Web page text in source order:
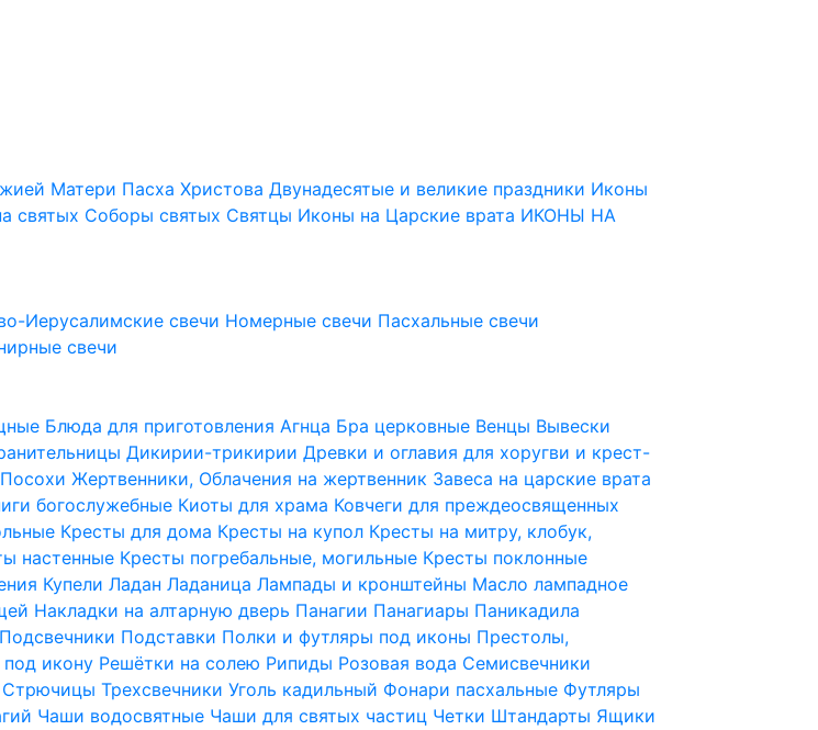
Матери Пасха ХристоваДвунадесятые и великие праздники Иконы
святых Соборы святых Святцы Иконы на Царские врата ИКОНЫ НА
Иерусалимские свечи Номерные свечи Пасхальные свечи
свечи
Блюда для приготовления Агнца Бра церковные Венцы Вывески
Дикирии-трикирииДревки и оглавия для хоругви и крест-
Жертвенники, Облачения на жертвенник Завеса на царские врата
богослужебные Киоты для храма Ковчеги для преждеосвященных
Кресты для дома Кресты на купол Кресты на митру, клобук,
настенные Кресты погребальные, могильные Кресты поклонные
КупелиЛаданЛаданицаЛампады и кронштейны Масло лампадное
Накладки на алтарную дверь Панагии Панагиары Паникадила
Подсвечники Подставки Полки и футляры под иконы Престолы,
икону Решётки на солею Рипиды Розовая вода Семисвечники
СтрючицыТрехсвечникиУголь кадильный Фонари пасхальные Футляры
Чаши водосвятные Чаши для святых частиц Четки Штандарты Ящики